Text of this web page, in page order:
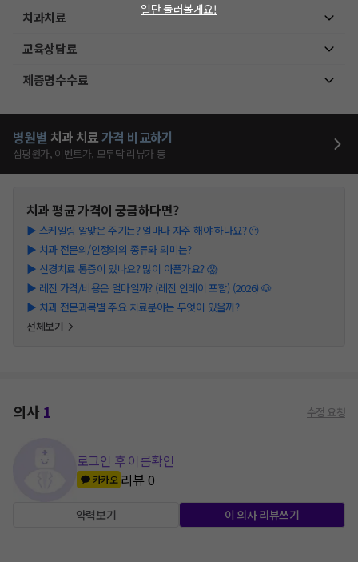
치과치료
교육상담료
제증명수수료
병원별 치과 치료가격 비교하기
심평원가, 이벤트가, 모두닥 리뷰가 등
치과평균 가격이 궁금하다면?
▶ 스케일링 알맞은 주기는? 얼마나 자주 해야 하나요? 😶
▶ 치과 전문의/인정의의 종류와 의미는?
▶ 신경치료 통증이 있나요? 많이 아픈가요? 😱
▶ 레진 가격/비용은 얼마일까? (레진 인레이 포함) (2026) 🐶
▶ 치과 전문과목별 주요 치료분야는 무엇이 있을까?
전체보기
의사1 수정 요청
로그인 후 이름확인
카카오 리뷰0
약력보기 이 의사 리뷰쓰기
일단 둘러볼게요!